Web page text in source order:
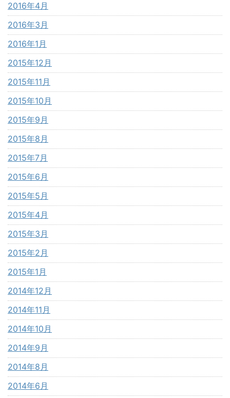
2016年4月
2016年3月
2016年1月
2015年12月
2015年11月
2015年10月
2015年9月
2015年8月
2015年7月
2015年6月
2015年5月
2015年4月
2015年3月
2015年2月
2015年1月
2014年12月
2014年11月
2014年10月
2014年9月
2014年8月
2014年6月